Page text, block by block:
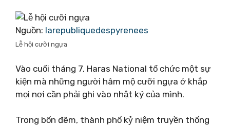
Nguồn: larepubliquedespyrenees
Lễ hội cưỡi ngựa
Vào cuối tháng 7, Haras National tổ chức một sự
kiện mà những người hâm mộ cưỡi ngựa ở khắp
mọi nơi cần phải ghi vào nhật ký của mình.
Trong bốn đêm, thành phố kỷ niệm truyền thống